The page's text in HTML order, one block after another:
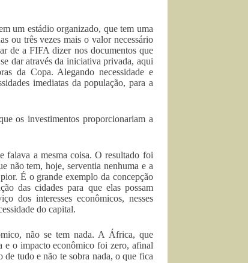
um estádio organizado, que tem uma
ou três vezes mais o valor necessário
de a FIFA dizer nos documentos que
dar através da iniciativa privada, aqui
da Copa. Alegando necessidade e
imediatas da população, para a
os investimentos proporcionariam a
falava a mesma coisa. O resultado foi
não tem, hoje, serventia nenhuma e a
É o grande exemplo da concepção
das cidades para que elas possam
dos interesses econômicos, nesses
do capital.
não se tem nada. A África, que
e o impacto econômico foi zero, afinal
de tudo e não te sobra nada, o que fica